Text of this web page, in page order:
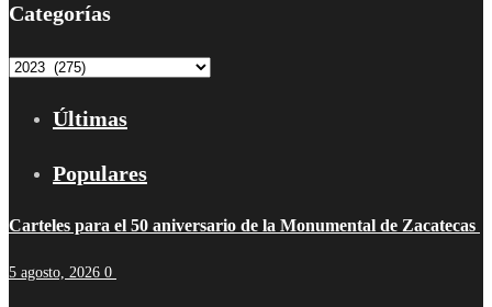
Categorías
Categorías
Últimas
Populares
Carteles para el 50 aniversario de la Monumental de Zacatecas
5 agosto, 2026 0